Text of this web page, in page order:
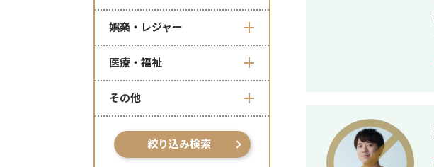
娯楽・レジャー
医療・福祉
その他
絞り込み検索